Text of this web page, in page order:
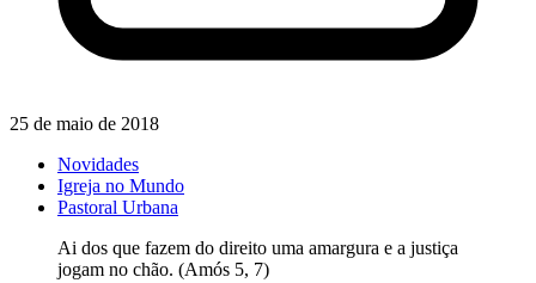
25 de maio de 2018
Novidades
Igreja no Mundo
Pastoral Urbana
Ai dos que fazem do direito uma amargura e a justiça
jogam no chão. (Amós 5, 7)